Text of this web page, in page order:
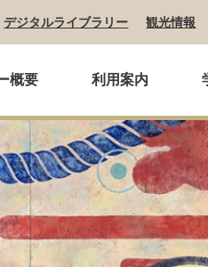
デジタルライブラリー 観光情報
概要 利用案内